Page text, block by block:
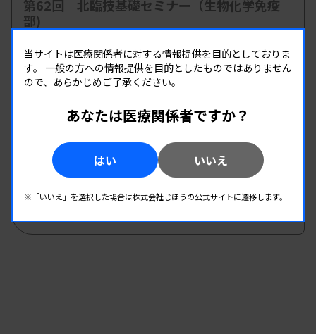
第62回 北臨技基礎セミナー（生物化学免疫
部)
開催場所 : 北海道
臨床化学
08.22 08.22
第2回 生物化学分析班研修会
和歌山県臨床検査技師会
開催場所 : 和歌山県
当サイトは医療関係者に対する情報提供を目的としておりま
す。 一般の方への情報提供を目的としたものではありません
ので、あらかじめご了承ください。
あなたは医療関係者ですか？
はい いいえ
※「いいえ」を選択した場合は株式会社じほうの公式サイトに遷移します。